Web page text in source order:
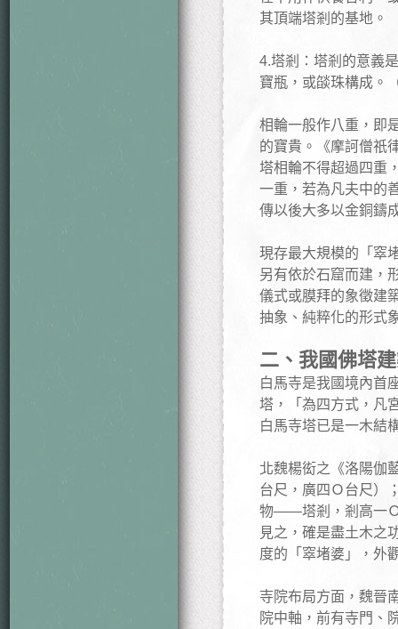
其頂端塔剎的基地。
4.塔剎：塔剎的意義
寶瓶，或燄珠構成。
相輪一般作八重，即
的寶貴。《摩訶僧祇
塔相輪不得超過四重
一重，若為凡夫中的
傳以後大多以金銅鑄
現存最大規模的「窣
另有依於石窟而建，
儀式或膜拜的象徵建
抽象、純粹化的形式
二、我國佛塔
白馬寺是我國境內首
塔，「為四方式，凡
白馬寺塔已是一木結
北魏楊衒之《洛陽伽
台尺，廣四Ｏ台尺）
物——塔剎，剎高一
見之，確是盡土木之
度的「窣堵婆」，外
寺院布局方面，魏晉
院中軸，前有寺門、